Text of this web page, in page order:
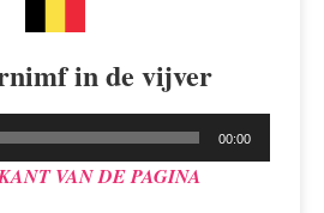
in de vijver
00:00
VAN DE PAGINA